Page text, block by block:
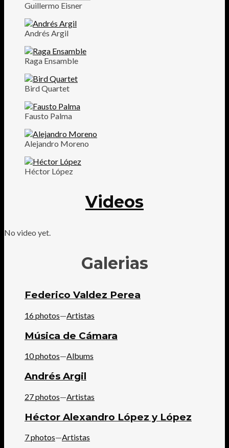
Guillermo Eisner
Andrés Argil
Raga Ensamble
Bird Quartet
Fausto Palma
Alejandro Moreno
Héctor López
Videos
No video yet.
Galerias
Federico Valdez Perea
16 photos—Artistas
Música de Cámara
10 photos—Albums
Andrés Argil
27 photos—Artistas
Héctor Alexandro López y López
7 photos—Artistas